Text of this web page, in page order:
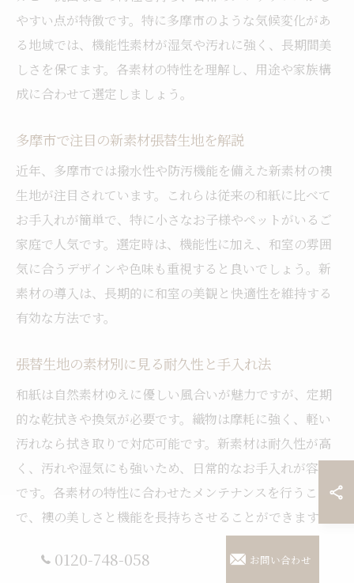
やすい点が特徴です。特に多摩市のような気候変化があ
る地域では、機能性素材が湿気や汚れに強く、長期間美
しさを保てます。各素材の特性を理解し、用途や家族構
成に合わせて選定しましょう。
多摩市で注目の新素材張替生地を解説
近年、多摩市では撥水性や防汚機能を備えた新素材の襖
生地が注目されています。これらは従来の和紙に比べて
お手入れが簡単で、特に小さなお子様やペットがいるご
家庭で人気です。選定時は、機能性に加え、和室の雰囲
気に合うデザインや色味も重視すると良いでしょう。新
素材の導入は、長期的に和室の美観と快適性を維持する
有効な方法です。
張替生地の素材別に見る耐久性と手入れ法
和紙は自然素材ゆえに優しい風合いが魅力ですが、定期
的な乾拭きや換気が必要です。織物は摩耗に強く、軽い
汚れなら拭き取りで対応可能です。新素材は耐久性が高
く、汚れや湿気にも強いため、日常的なお手入れが容易
です。各素材の特性に合わせたメンテナンスを行うこと
で、襖の美しさと機能を長持ちさせることができます。
和紙、織物、新素材の張替選定ポイント
0120-748-058 お問い合わせ